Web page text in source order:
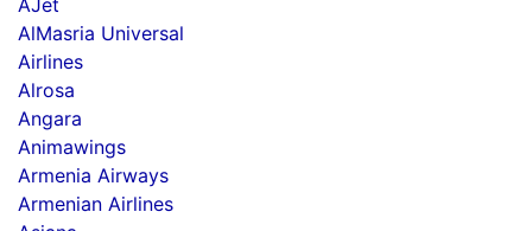
AJet
AlMasria Universal
Airlines
Alrosa
Angara
Animawings
Armenia Airways
Armenian Airlines